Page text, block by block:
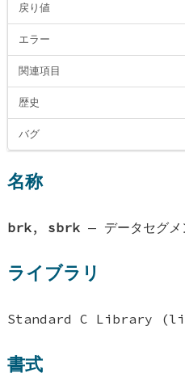
戻り値
エラー
関連項目
歴史
バグ
名称
brk, sbrk — データセグ
ライブラリ
Standard C Library
書式